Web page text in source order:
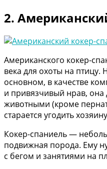
2.
Американского кокер-
века для охоты на птицу.
основном, в качестве
и привязчивый нрав,
животными (кроме
старается угодить
Кокер-спаниель —
подвижная порода. Ему
с бегом и занятиями на